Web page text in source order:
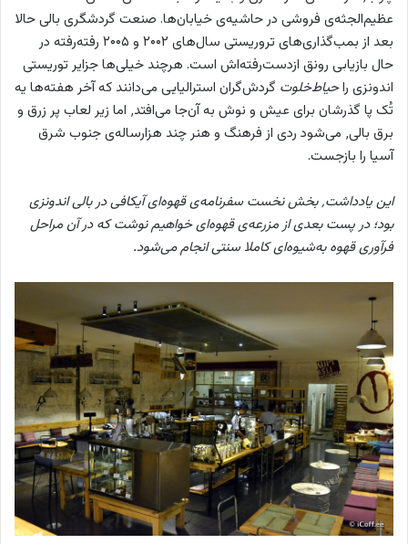
عظیم‌الجثه‌ی فروشی در حاشیه‌ی خیابان‌ها. صنعت گردشگری بالی حالا
بعد از بمب‌گذاری‌های تروریستی سال‌های ۲۰۰۲ و ۲۰۰۵ رفته‌رفته در
حال بازیابی رونق ازدست‌رفته‌اش است. هرچند خیلی‌ها جزایر توریستی
اندونزی راحیاط‌خلوت گردش‌گران استرالیایی می‌دانند که آخر هفته‌ها یه
تُک پا گذرشان برای عیش و نوش به آن‌جا می‌افتد٬ اما زیر لعاب پر زرق و
برق بالی٬ می‌شود ردی از فرهنگ و هنر چند هزارساله‌ی جنوب شرق
آسیا را بازجست.
این یادداشت٬ بخش نخست سفرنامه‌ی قهوه‌ای آیکافی در بالی اندونزی
بود؛ در پست بعدی از مزرعه‌ی قهوه‌ای خواهیم نوشت که در آن مراحل
فرآوری قهوه به‌شیوه‌ای کاملا سنتی انجام می‌شود.